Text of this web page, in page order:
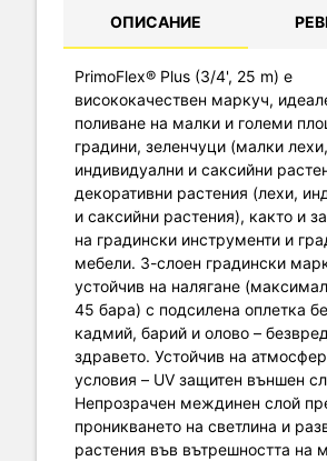
ОПИСАНИЕ
PrimoFlex® Plus (3/4', 25 m) е
висококачествен маркуч,
поливане на малки и големи
градини, зеленчуци (малки лехи,
индивидуални и саксийни
декоративни растения (лехи,
и саксийни растения), както и
на градински инструменти и
мебели. 3-слоен градински
устойчив на налягане
45 бара) с подсилена оплетка
кадмий, барий и олово –
здравето. Устойчив на
условия – UV защитен външен
Непрозрачен междинен слой
проникването на светлина и
растения във вътрешността на